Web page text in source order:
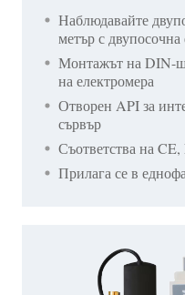
Наблюдавайте
метър с
Монтажът на DIN-
на електромера
Отворен API за
сървър
Съответства на
Прилага се в